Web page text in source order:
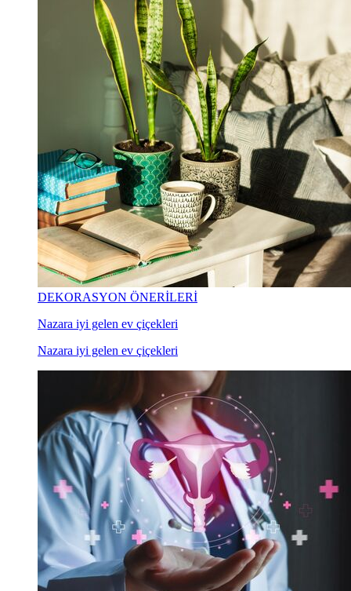
DEKORASYON ÖNERİLERİ
Nazara iyi gelen ev çiçekleri
Nazara iyi gelen ev çiçekleri